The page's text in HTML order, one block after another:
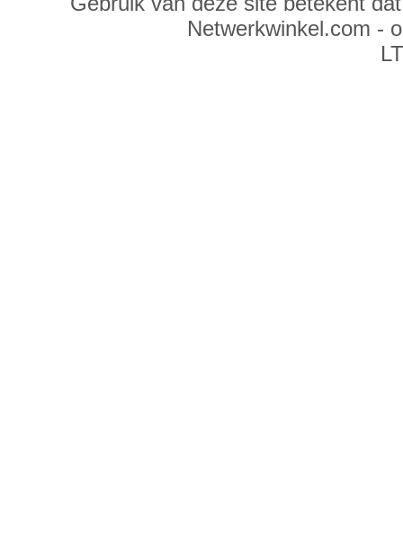
Netwerkwinkel.com -